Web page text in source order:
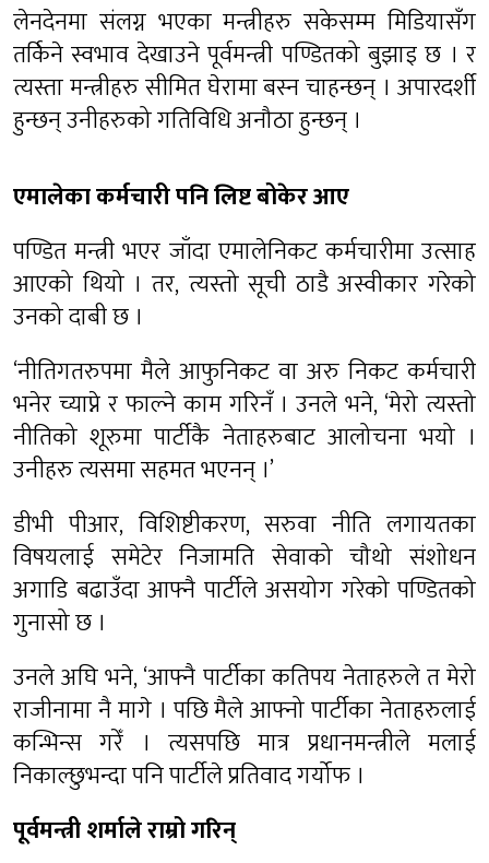
लेनदेनमा संलग्न भएका मन्त्रीहरु सकेसम्म मिडियासँग
तर्किने स्वभाव देखाउने पूर्वमन्त्री पण्डितको बुझाइ छ । र
त्यस्ता मन्त्रीहरु सीमित घेरामा बस्न चाहन्छन् । अपारदर्शी
हुन्छन् उनीहरुको गतिविधि अनौठा हुन्छन् ।
एमालेका कर्मचारी पनि लिष्ट बोकेर आए
पण्डित मन्त्री भएर जाँदा एमालेनिकट कर्मचारीमा उत्साह
आएको थियो । तर, त्यस्तो सूची ठाडै अस्वीकार गरेको
उनको दाबी छ ।
‘नीतिगतरुपमा मैले आफुनिकट वा अरु निकट कर्मचारी
भनेर च्याप्ने र फाल्ने काम गरिनँ । उनले भने, ‘मेरो त्यस्तो
नीतिको शूरुमा पार्टीकै नेताहरुबाट आलोचना भयो ।
उनीहरु त्यसमा सहमत भएनन् ।’
डीभी पीआर, विशिष्टीकरण, सरुवा नीति लगायतका
विषयलाई समेटेर निजामति सेवाको चौथो संशोधन
अगाडि बढाउँदा आफ्नै पार्टीले असयोग गरेको पण्डितको
गुनासो छ ।
उनले अघि भने, ‘आफ्नै पार्टीका कतिपय नेताहरुले त मेरो
राजीनामा नै मागे । पछि मैले आफ्नो पार्टीका नेताहरुलाई
कन्भिन्स गरेँ । त्यसपछि मात्र प्रधानमन्त्रीले मलाई
निकाल्छुभन्दा पनि पार्टीले प्रतिवाद गर्योफ ।
पूर्वमन्त्री शर्माले राम्रो गरिन्